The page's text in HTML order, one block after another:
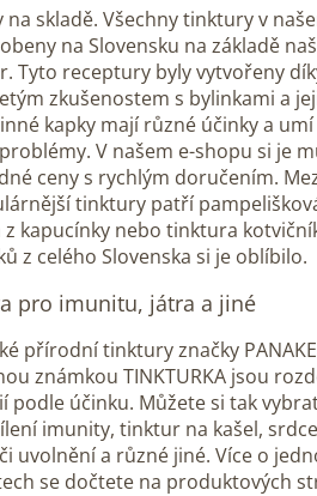
na skladě. Všechny tinktury v
na Slovensku na základě
Tyto receptury byly vytvořeny
zkušenostem s bylinkami a
kapky mají různé účinky a
V našem e-shopu si je
ceny s rychlým doručením.
tinktury patří
kapucínky nebo tinktura
z celého Slovenska si je oblíbilo.
pro imunitu, játra a jiné
přírodní tinktury značky
známkou TINKTURKA jsou
podle účinku. Můžete si tak
imunity, tinktur na kašel,
uvolnění a různé jiné. Více o
se dočtete na produktových